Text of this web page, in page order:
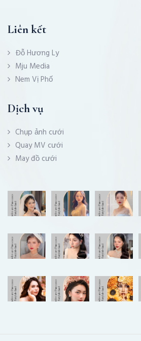
Liên kết
Đỗ Hương Ly
Mju Media
Nem Vị Phố
Dịch vụ
Chụp ảnh cưới
Quay MV cưới
May đồ cưới